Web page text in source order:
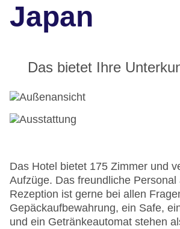
Japan
Das bietet Ihre
Das Hotel bietet 175 Zimmer und
Aufzüge. Das freundliche Personal
Rezeption ist gerne bei allen
Gepäckaufbewahrung, ein Safe,
und ein Getränkeautomat stehen